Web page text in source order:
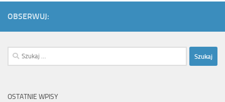
OBSERWUJ:
Szukaj:
OSTATNIE WPISY